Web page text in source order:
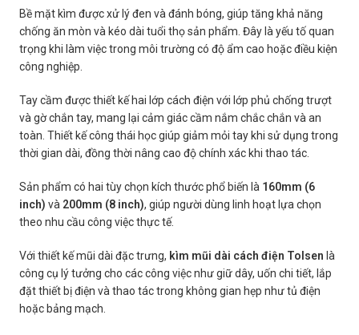
Bề mặt kìm được xử lý đen và đánh bóng, giúp tăng khả năng
chống ăn mòn và kéo dài tuổi thọ sản phẩm. Đây là yếu tố quan
trọng khi làm việc trong môi trường có độ ẩm cao hoặc điều kiện
công nghiệp.
Tay cầm được thiết kế hai lớp cách điện với lớp phủ chống trượt
và gờ chắn tay, mang lại cảm giác cầm nắm chắc chắn và an
toàn. Thiết kế công thái học giúp giảm mỏi tay khi sử dụng trong
thời gian dài, đồng thời nâng cao độ chính xác khi thao tác.
Sản phẩm có hai tùy chọn kích thước phổ biến là 160mm (6
inch) và 200mm (8 inch), giúp người dùng linh hoạt lựa chọn
theo nhu cầu công việc thực tế.
Với thiết kế mũi dài đặc trưng, kìm mũi dài cách điện Tolsen là
công cụ lý tưởng cho các công việc như giữ dây, uốn chi tiết, lắp
đặt thiết bị điện và thao tác trong không gian hẹp như tủ điện
hoặc bảng mạch.